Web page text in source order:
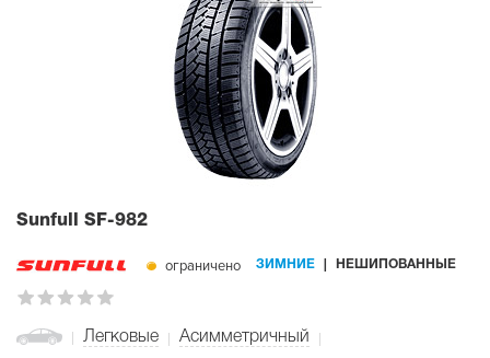
Sunfull SF-982
ограничено ЗИМНИЕ НЕШИПОВАННЫЕ
Легковые Асимметричный